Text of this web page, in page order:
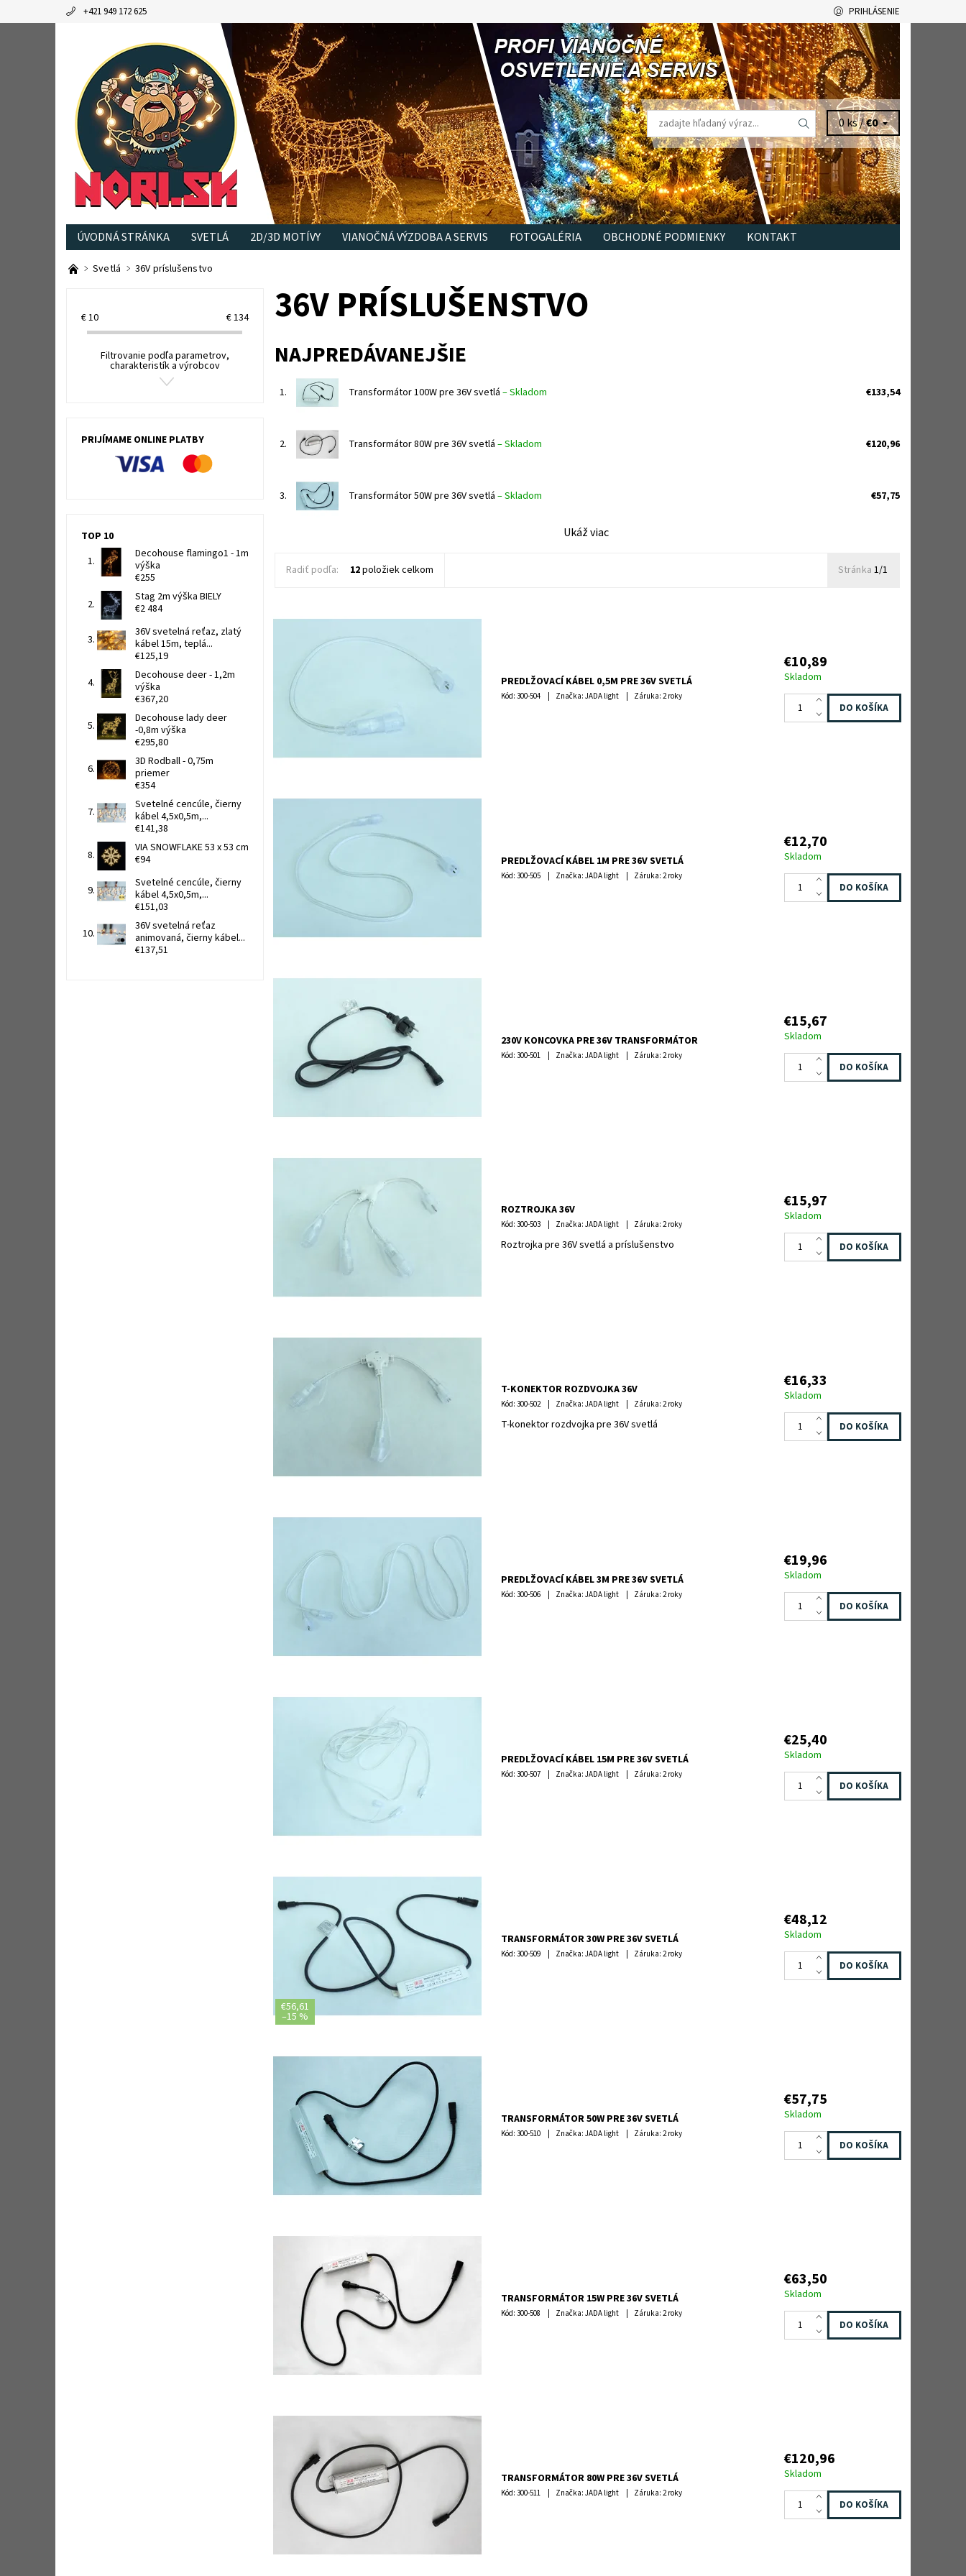
+421 949 172 625 PRIHLÁSENIE
0 ks /€0
ÚVODNÁ STRÁNKA SVETLÁ 2D/3D MOTÍVY VIANOČNÁ VÝZDOBA A SERVIS FOTOGALÉRIA OBCHODNÉ PODMIENKY KONTAKT
Svetlá 36V príslušenstvo
36V PRÍSLUŠENSTVO
NAJPREDÁVANEJŠIE
1. Transformátor 100W pre 36V svetlá –Skladom €133,54
2. Transformátor 80W pre 36V svetlá –Skladom €120,96
3. Transformátor 50W pre 36V svetlá –Skladom €57,75
Ukáž viac
Radiť podľa: 12položiek celkom Stránka 1/1
PREDLŽOVACÍ KÁBEL 0,5M PRE 36V SVETLÁ
Kód:300-504 Značka: JADA light Záruka: 2 roky
€10,89
Skladom
PREDLŽOVACÍ KÁBEL 1M PRE 36V SVETLÁ
Kód:300-505 Značka: JADA light Záruka: 2 roky
€12,70
Skladom
230V KONCOVKA PRE 36V TRANSFORMÁTOR
Kód:300-501 Značka: JADA light Záruka: 2 roky
€15,67
Skladom
ROZTROJKA 36V
Kód:300-503 Značka: JADA light Záruka: 2 roky
Roztrojka pre 36V svetlá a príslušenstvo
€15,97
Skladom
T-KONEKTOR ROZDVOJKA 36V
Kód:300-502 Značka: JADA light Záruka: 2 roky
T-konektor rozdvojka pre 36V svetlá
€16,33
Skladom
PREDLŽOVACÍ KÁBEL 3M PRE 36V SVETLÁ
Kód:300-506 Značka: JADA light Záruka: 2 roky
€19,96
Skladom
PREDLŽOVACÍ KÁBEL 15M PRE 36V SVETLÁ
Kód:300-507 Značka: JADA light Záruka: 2 roky
€25,40
Skladom
€56,61
–15 %
TRANSFORMÁTOR 30W PRE 36V SVETLÁ
Kód:300-509 Značka: JADA light Záruka: 2 roky
€48,12
Skladom
TRANSFORMÁTOR 50W PRE 36V SVETLÁ
Kód:300-510 Značka: JADA light Záruka: 2 roky
€57,75
Skladom
TRANSFORMÁTOR 15W PRE 36V SVETLÁ
Kód:300-508 Značka: JADA light Záruka: 2 roky
€63,50
Skladom
TRANSFORMÁTOR 80W PRE 36V SVETLÁ
Kód:300-511 Značka: JADA light Záruka: 2 roky
€120,96
Skladom
€10 €134
Filtrovanie podľa parametrov,
charakteristík a výrobcov
PRIJÍMAME ONLINE PLATBY
TOP 10
Decohouse flamingo1 - 1m
výška
€255
Stag 2m výška BIELY
€2 484
36V svetelná reťaz, zlatý
kábel 15m, teplá...
€125,19
Decohouse deer - 1,2m
výška
€367,20
Decohouse lady deer
-0,8m výška
€295,80
3D Rodball - 0,75m
priemer
€354
Svetelné cencúle, čierny
kábel 4,5x0,5m,...
€141,38
VIA SNOWFLAKE 53 x 53 cm
€94
Svetelné cencúle, čierny
kábel 4,5x0,5m,...
€151,03
36V svetelná reťaz
animovaná, čierny kábel...
€137,51